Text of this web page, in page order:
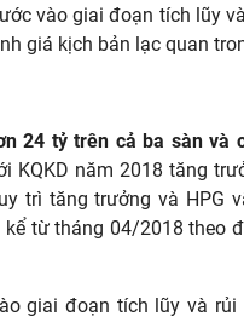
vào giai đoạn tích lũy
giá kịch bản lạc quan
24 tỷ trên cả ba sàn và
KQKD năm 2018 tăng
trì tăng trưởng và HPG
từ tháng 04/2018 theo
giai đoạn tích lũy và rủi